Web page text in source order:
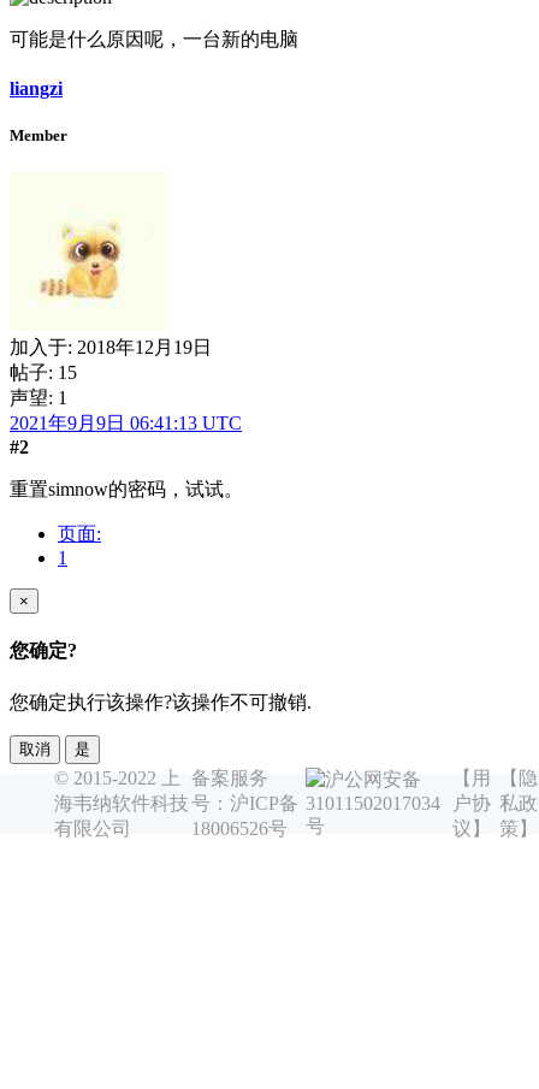
可能是什么原因呢，一台新的电脑
liangzi
Member
加入于: 2018年12月19日
帖子: 15
声望: 1
2021年9月9日 06:41:13 UTC
#2
重置simnow的密码，试试。
页面:
1
×
您确定?
您确定执行该操作?该操作不可撤销.
取消 是
© 2015-2022 上
海韦纳软件科技
有限公司
备案服务
号：沪ICP备
18006526号
沪公网安备
31011502017034
号
【用
户协
议】
【隐
私政
策】